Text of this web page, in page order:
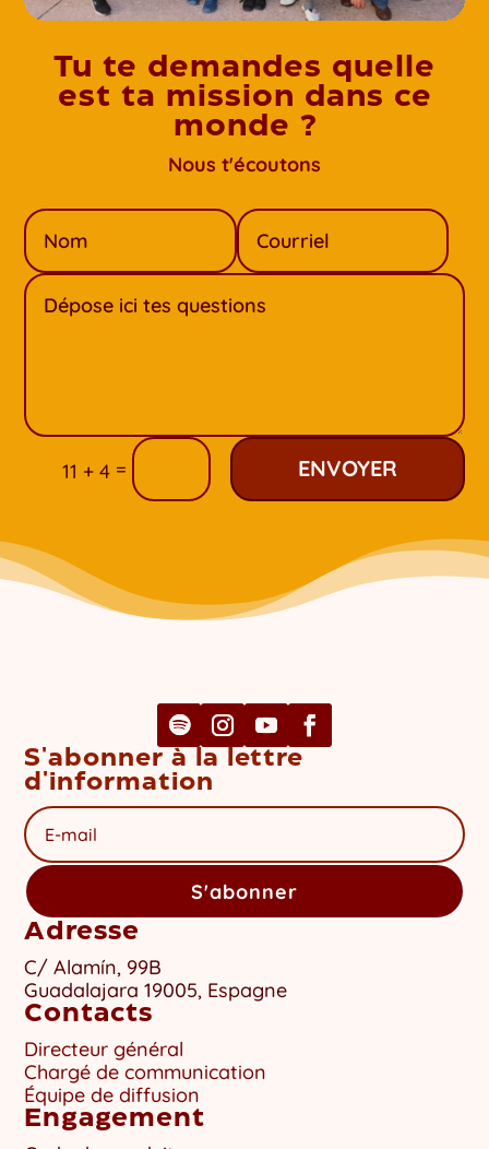
Tu te demandes quelle
est ta mission dans ce
monde ?
Nous t'écoutons
11 + 4= ENVOYER
S'abonner à la lettre
d'information
S'abonner
Adresse
C/ Alamín, 99B
Guadalajara 19005, Espagne
Contacts
Directeur général
Chargé de communication
Équipe de diffusion
Engagement